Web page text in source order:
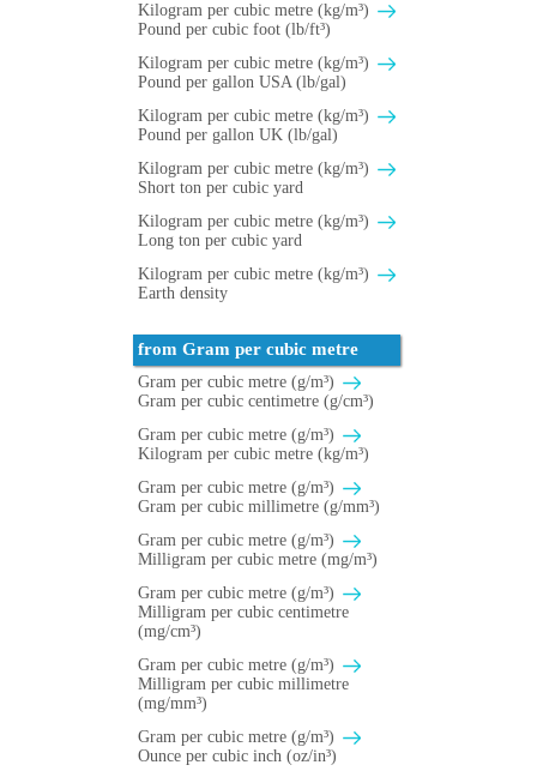
Kilogram per cubic metre (kg/m³)
Pound per cubic foot (lb/ft³)
Kilogram per cubic metre (kg/m³)
Pound per gallon USA (lb/gal)
Kilogram per cubic metre (kg/m³)
Pound per gallon UK (lb/gal)
Kilogram per cubic metre (kg/m³)
Short ton per cubic yard
Kilogram per cubic metre (kg/m³)
Long ton per cubic yard
Kilogram per cubic metre (kg/m³)
Earth density
from Gram per cubic metre
Gram per cubic metre (g/m³)
Gram per cubic centimetre (g/cm³)
Gram per cubic metre (g/m³)
Kilogram per cubic metre (kg/m³)
Gram per cubic metre (g/m³)
Gram per cubic millimetre (g/mm³)
Gram per cubic metre (g/m³)
Milligram per cubic metre (mg/m³)
Gram per cubic metre (g/m³)
Milligram per cubic centimetre
(mg/cm³)
Gram per cubic metre (g/m³)
Milligram per cubic millimetre
(mg/mm³)
Gram per cubic metre (g/m³)
Ounce per cubic inch (oz/in³)